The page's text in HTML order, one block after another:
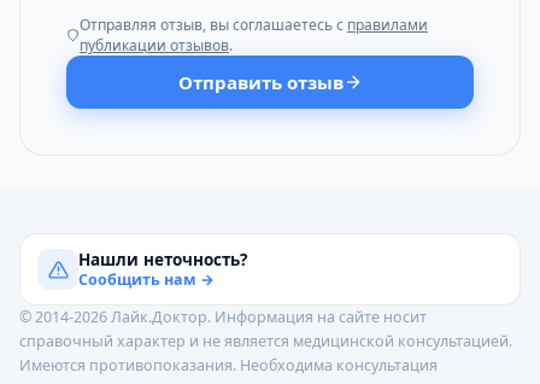
Отправляя отзыв, вы соглашаетесь с правилами
публикации отзывов.
Отправить отзыв
Нашли неточность?
Сообщить нам →
© 2014-2026 Лайк.Доктор. Информация на сайте носит
справочный характер и не является медицинской консультацией.
Имеются противопоказания. Необходима консультация